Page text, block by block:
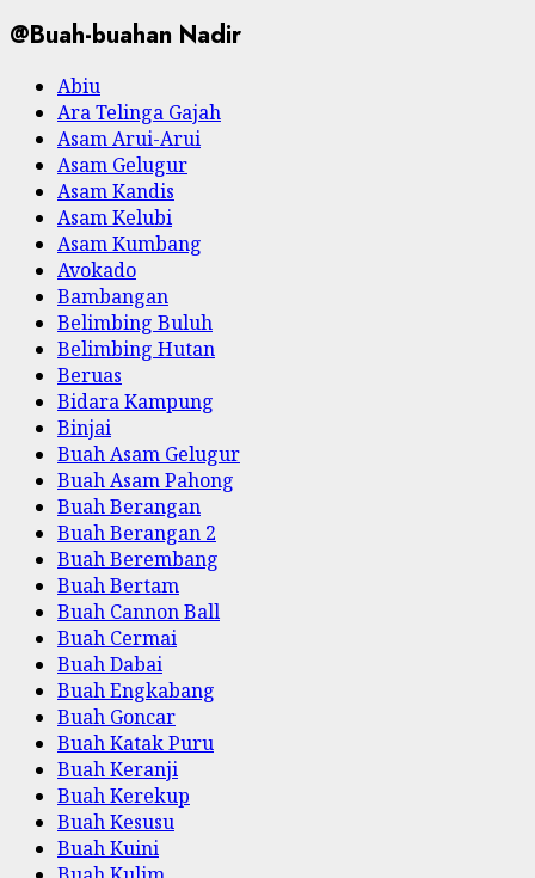
@Buah-buahan Nadir
Abiu
Ara Telinga Gajah
Asam Arui-Arui
Asam Gelugur
Asam Kandis
Asam Kelubi
Asam Kumbang
Avokado
Bambangan
Belimbing Buluh
Belimbing Hutan
Beruas
Bidara Kampung
Binjai
Buah Asam Gelugur
Buah Asam Pahong
Buah Berangan
Buah Berangan 2
Buah Berembang
Buah Bertam
Buah Cannon Ball
Buah Cermai
Buah Dabai
Buah Engkabang
Buah Goncar
Buah Katak Puru
Buah Keranji
Buah Kerekup
Buah Kesusu
Buah Kuini